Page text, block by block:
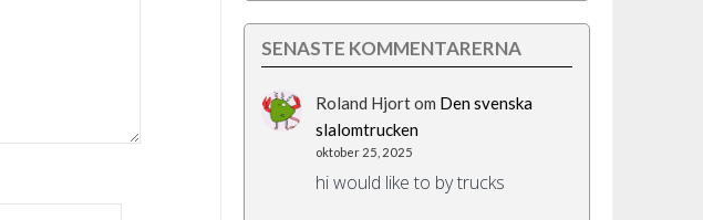
SENASTE KOMMENTARERNA
Roland Hjortom Den svenska
slalomtrucken
oktober 25, 2025
hi would like to by trucks